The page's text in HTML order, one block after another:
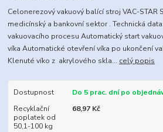
Celonerezový vakuový balící stroj VAC-STAR
medicínský a bankovní sektor . Technická
vakuovacího procesu Automatický start
víka Automatické otevření víka po ukončení
Klenuté víko z akrylového skla... celý popis
Dostupnost
Do 5 prac. dní po
Recyklační
poplatek od
50,1-100 kg
68,97 Kč